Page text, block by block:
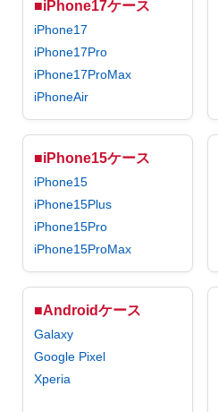
■iPhone17ケース
iPhone17
iPhone17Pro
iPhone17ProMax
iPhoneAir
■iPhone15ケース
iPhone15
iPhone15Plus
iPhone15Pro
iPhone15ProMax
■Androidケース
Galaxy
Google Pixel
Xperia